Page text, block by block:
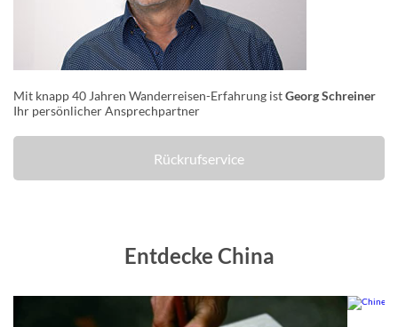
Mit knapp 40 Jahren Wanderreisen-Erfahrung istGeorg Schreiner
Ihr persönlicher Ansprechpartner
Rückrufservice
Entdecke China